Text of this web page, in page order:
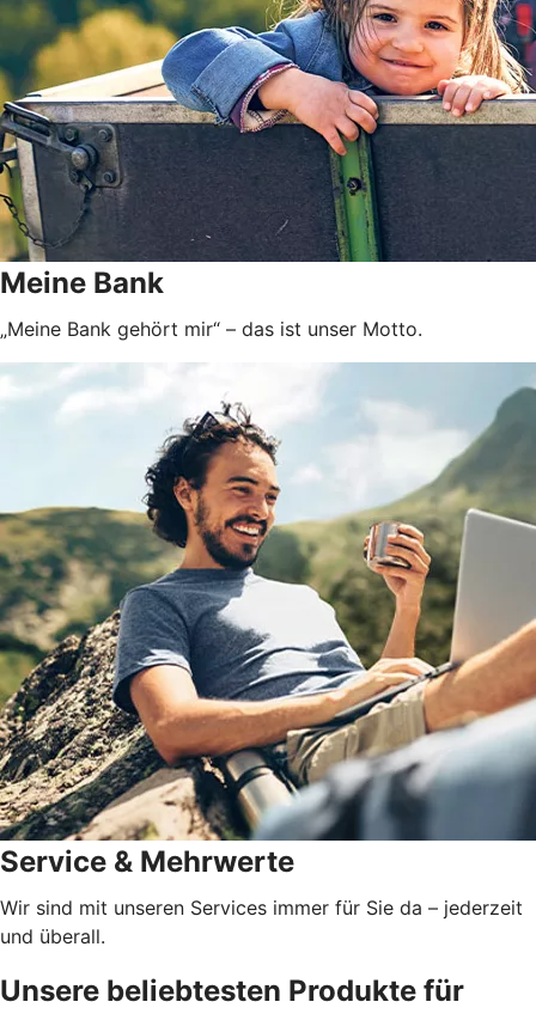
Meine Bank
„Meine Bank gehört mir“ – das ist unser Motto.
Service & Mehrwerte
Wir sind mit unseren Services immer für Sie da – jederzeit
und überall.
Unsere beliebtesten Produkte für